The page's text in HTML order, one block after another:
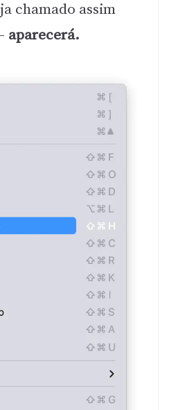
chamado assim
aparecerá.